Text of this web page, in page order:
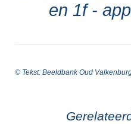
en 1f
© Tekst: Beeldbank Oud